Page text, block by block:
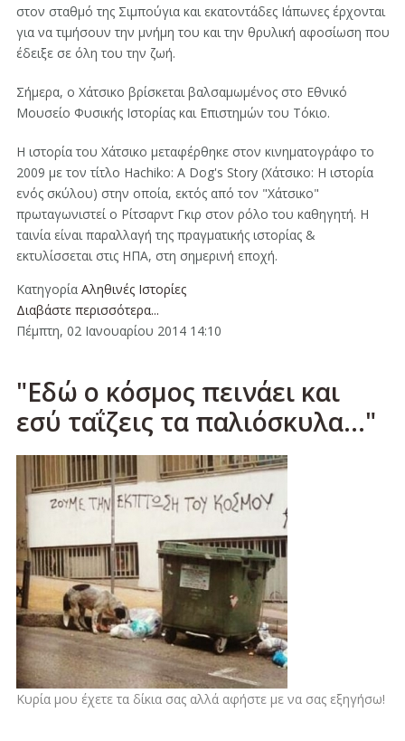
στον σταθμό της Σιμπούγια και εκατοντάδες Ιάπωνες έρχονται
για να τιμήσουν την μνήμη του και την θρυλική αφοσίωση που
έδειξε σε όλη του την ζωή.
Σήμερα, ο Χάτσικο βρίσκεται βαλσαμωμένος στο Εθνικό
Μουσείο Φυσικής Ιστορίας και Επιστημών του Τόκιο.
Η ιστορία του Χάτσικο μεταφέρθηκε στον κινηματογράφο το
2009 με τον τίτλο Hachiko: A Dog's Story (Χάτσικο: Η ιστορία
ενός σκύλου) στην οποία, εκτός από τον "Χάτσικο"
πρωταγωνιστεί ο Ρίτσαρντ Γκιρ στον ρόλο του καθηγητή. Η
ταινία είναι παραλλαγή της πραγματικής ιστορίας &
εκτυλίσσεται στις ΗΠΑ, στη σημερινή εποχή.
Κατηγορία Αληθινές Ιστορίες
Διαβάστε περισσότερα...
Πέμπτη, 02 Ιανουαρίου 2014 14:10
"Εδώ ο κόσμος πεινάει και
εσύ ταΐζεις τα παλιόσκυλα..."
Κυρία μου έχετε τα δίκια σας αλλά αφήστε με να σας εξηγήσω!